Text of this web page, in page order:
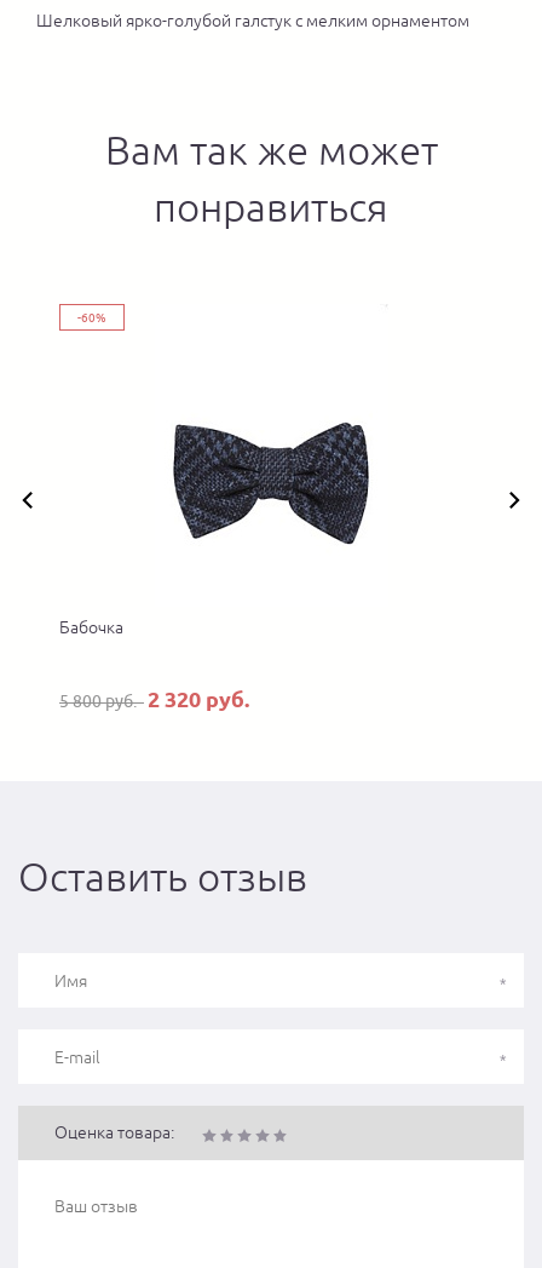
Шелковый ярко-голубой галстук с мелким орнаментом
Вам так же может
понравиться
-60%
Бабочка
5 800 руб. 2 320 руб.
Оставить отзыв
Оценка товара: